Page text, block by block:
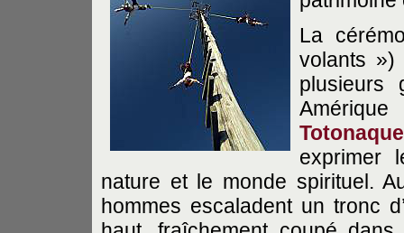
La
volants »)
plusieurs
Totonaque
exprimer
nature et le monde spirituel.
hommes escaladent un tronc